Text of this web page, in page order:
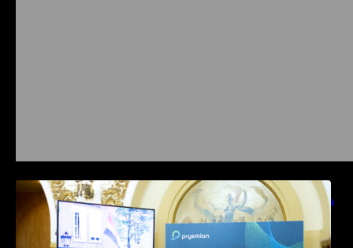
Prysmian aduce la COMM26 tehnologii de
sensing si Digital Energy pentru monitorizarea
in timp real a infrastrucrutilor critice